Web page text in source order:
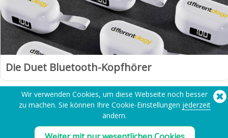
Die Duet Bluetooth-Kopfhörer
1 2 3 Weiter »
Wir verwenden Cookies, um diese Webseite noch besser
zu machen. Sie können Ihre Cookie-Einstellungen jederzeit
ändern.